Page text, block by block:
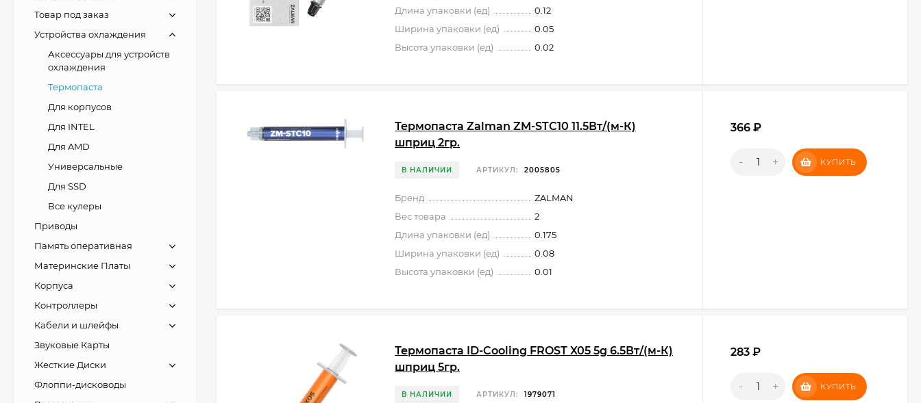
Длина упаковки (ед)
0.12
Ширина упаковки (ед)
0.05
Высота упаковки (ед)
0.02
Термопаста Zalman ZM-STC10 11.5Вт/(м-К)
шприц 2гр.
В НАЛИЧИИ АРТИКУЛ: 2005805
Бренд
ZALMAN
Вес товара
2
Длина упаковки (ед)
0.175
Ширина упаковки (ед)
0.08
Высота упаковки (ед)
0.01
366 ₽
- + КУПИТЬ
Термопаста ID-Cooling FROST X05 5g 6.5Вт/(м-К)
шприц 5гр.
В НАЛИЧИИ АРТИКУЛ: 1979071
283 ₽
- + КУПИТЬ
Товар под заказ
Устройства охлаждения
Аксессуары для устройств
охлаждения
Термопаста
Для корпусов
Для INTEL
Для AMD
Универсальные
Для SSD
Все кулеры
Приводы
Память оперативная
Материнские Платы
Корпуса
Контроллеры
Кабели и шлейфы
Звуковые Карты
Жесткие Диски
Флоппи-дисководы